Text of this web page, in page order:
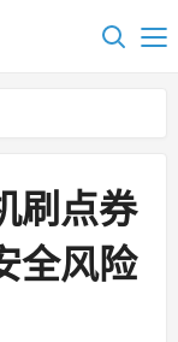
刷点券
全风险